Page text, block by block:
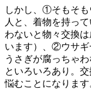
しかし、①そもそも
人と、着物を持っ
わないと物々交換
います）、②ウサ
うさぎが腐っちゃ
といろいろあり。
悩むことになります